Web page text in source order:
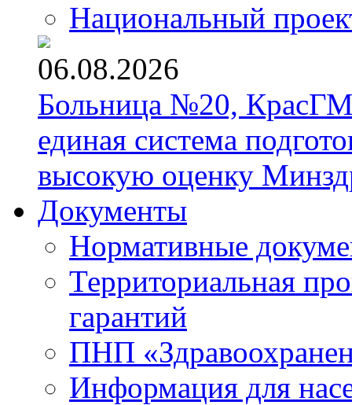
Национальный
06.08.2026
Больница №20,
единая система
высокую оценку
Документы
Нормативные
Территориальная
гарантий
ПНП
Информация для